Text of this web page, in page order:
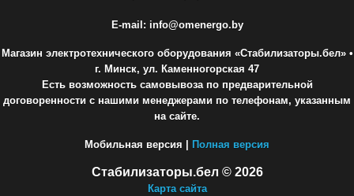
E-mail: info@omenergo.by
Магазин электротехнического оборудования «Стабилизаторы.бел»•
г. Минск, ул. Каменногорская 47
Есть возможность самовывоза по предварительной
договоренности с нашими менеджерами по телефонам, указанным
на сайте.
Мобильная версия | Полная версия
Стабилизаторы.бел © 2026
Карта сайта